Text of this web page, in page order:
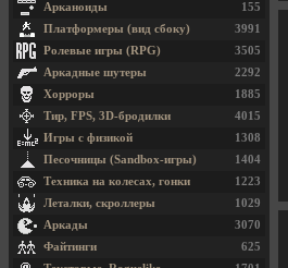
155
Арканоиды
3991
Платформеры (вид сбоку)
3505
Ролевые игры (RPG)
2292
Аркадные шутеры
1885
Хорроры
4015
Тир, FPS, 3D-бродилки
1308
Игры с физикой
1404
Песочницы (Sandbox-игры)
1223
Техника на колесах, гонки
1029
Леталки, скроллеры
3070
Аркады
625
Файтинги